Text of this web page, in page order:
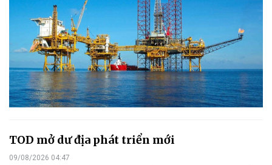
TOD mở dư địa phát triển mới
09/08/2026 04:47